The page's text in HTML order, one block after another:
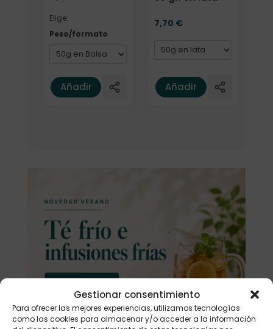
Gestionar consentimiento
Para ofrecer las mejores experiencias, utilizamos tecnologías
como las cookies para almacenar y/o acceder a la información
Elige:
Peso/formato
Añadir
7,70 €
Añadir